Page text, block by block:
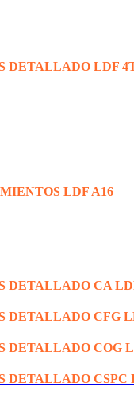
DETALLADO LDF
LDF A16
DETALLADO CA
DETALLADO CFG
DETALLADO COG
DETALLADO CSPC